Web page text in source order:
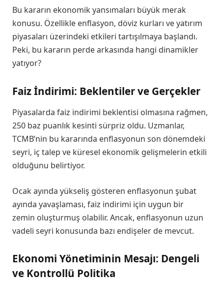
Bu kararın ekonomik yansımaları büyük merak
konusu. Özellikle enflasyon, döviz kurları ve yatırım
piyasaları üzerindeki etkileri tartışılmaya başlandı.
Peki, bu kararın perde arkasında hangi dinamikler
yatıyor?
Faiz İndirimi: Beklentiler ve Gerçekler
Piyasalarda faiz indirimi beklentisi olmasına rağmen,
250 baz puanlık kesinti sürpriz oldu. Uzmanlar,
TCMB’nin bu kararında enflasyonun son dönemdeki
seyri, iç talep ve küresel ekonomik gelişmelerin etkili
olduğunu belirtiyor.
Ocak ayında yükseliş gösteren enflasyonun şubat
ayında yavaşlaması, faiz indirimi için uygun bir
zemin oluşturmuş olabilir. Ancak, enflasyonun uzun
vadeli seyri konusunda bazı endişeler de mevcut.
Ekonomi Yönetiminin Mesajı: Dengeli
ve Kontrollü Politika